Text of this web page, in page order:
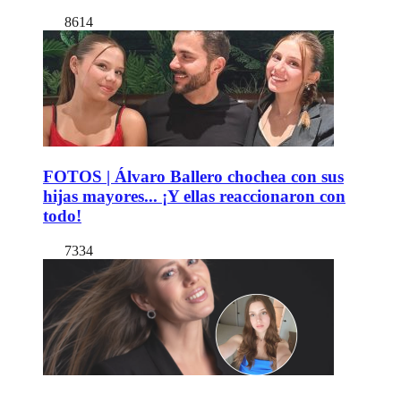
8614
FOTOS | Álvaro Ballero chochea con sus
hijas mayores... ¡Y ellas reaccionaron con
todo!
7334